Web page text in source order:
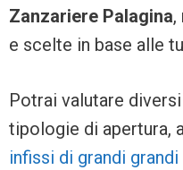
Zanzariere Palagina,
e scelte in base alle
Potrai valutare
tipologie di apertura,
infissi di grandi